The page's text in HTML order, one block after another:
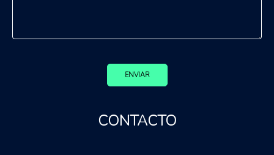
ENVIAR
CONTACTO